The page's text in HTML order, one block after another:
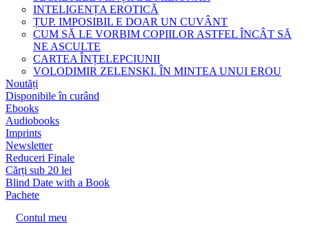
INTELIGENȚA EROTICĂ
ȚUP. IMPOSIBIL E DOAR UN CUVÂNT
CUM SĂ LE VORBIM COPIILOR ASTFEL ÎNCÂT SĂ
NE ASCULTE
CARTEA ÎNȚELEPCIUNII
VOLODIMIR ZELENSKI. ÎN MINTEA UNUI EROU
Noutăți
Disponibile în curând
Ebooks
Audiobooks
Imprints
Newsletter
Reduceri Finale
Cărți sub 20 lei
Blind Date with a Book
Pachete
Contul meu